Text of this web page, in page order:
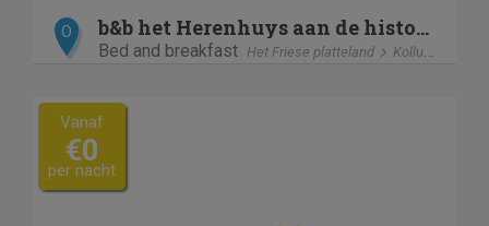
O b&b het Herenhuys aan de historische gracht van Kollum
Bed and breakfast Het Friese platteland Kollum
Vanaf
€0
per nacht